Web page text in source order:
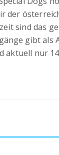
der
sind das
gibt als
aktuell nur
die bei